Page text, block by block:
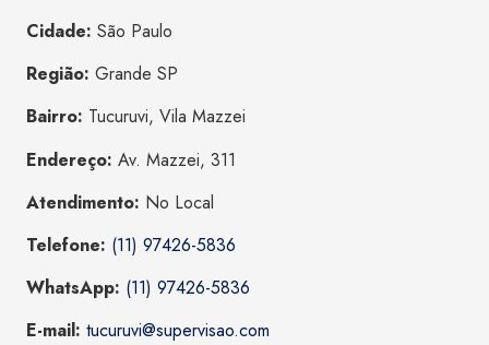
Cidade: São Paulo
Região: Grande SP
Bairro: Tucuruvi, Vila Mazzei
Endereço: Av. Mazzei, 311
Atendimento: No Local
Telefone: (11) 97426-5836
WhatsApp: (11) 97426-5836
E-mail: tucuruvi@supervisao.com